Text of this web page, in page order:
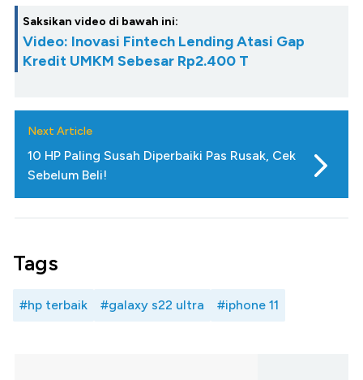
Saksikan video di bawah ini:
Video: Inovasi Fintech Lending Atasi Gap
Kredit UMKM Sebesar Rp2.400 T
Next Article
10 HP Paling Susah Diperbaiki Pas Rusak, Cek
Sebelum Beli!
Tags
#hp terbaik #galaxy s22 ultra #iphone 11